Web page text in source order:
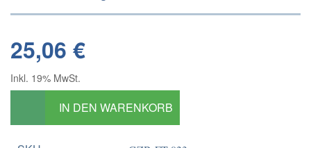
25,06 €
Inkl. 19% MwSt.
IN DEN WARENKORB